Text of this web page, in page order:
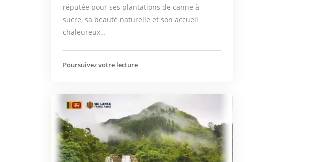
réputée pour ses plantations de canne à
sucre, sa beauté naturelle et son accueil
chaleureux…
Poursuivez votre lecture